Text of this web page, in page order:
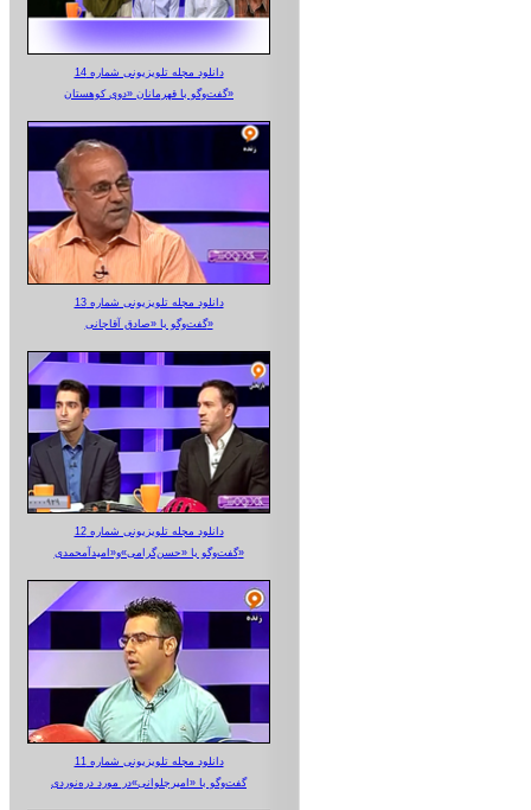
دانلود مجله تلویزیونی شماره 14
گفت‌وگو با قهرمانان «دوی کوهستان»
دانلود مجله تلویزیونی شماره 13
گفت‌وگو با «صادق آقاجانی»
دانلود مجله تلویزیونی شماره 12
گفت‌وگو با «حسن‌گرامی»و«امیدآمحمدی»
دانلود مجله تلویزیونی شماره 11
گفت‌وگو با «امیرجلوانی»در مورد دره‌نوردی